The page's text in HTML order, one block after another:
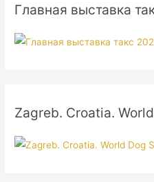
Главная выставка
Zagreb. Croatia.